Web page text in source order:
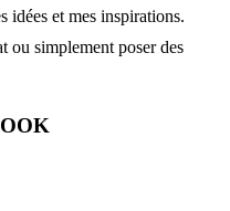
idées et mes inspirations.
ou simplement poser des